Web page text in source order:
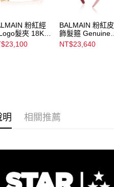
粉紅經
髮夾 18K
Plated
Barrette
BALMAIN 粉紅皮
飾髮箍 Genuine
Leather
Headband With
NT$23,640
明 相關推薦